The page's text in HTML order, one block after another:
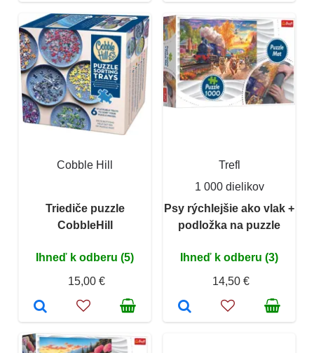
Cobble Hill
Triediče puzzle
CobbleHill
Ihneď k odberu (5)
15,00 €
Trefl
1 000 dielikov
Psy rýchlejšie ako vlak +
podložka na puzzle
Ihneď k odberu (3)
14,50 €